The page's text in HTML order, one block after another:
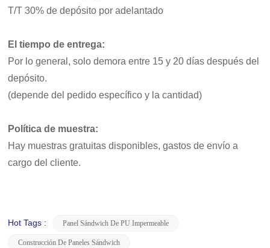
T/T 30% de depósito por adelantado
El tiempo de entrega:
Por lo general, solo demora entre 15 y 20 días después del
depósito.
(depende del pedido específico y la cantidad)
Política de muestra:
Hay muestras gratuitas disponibles, gastos de envío a
cargo del cliente.
Hot Tags : Panel Sándwich De PU Impermeable
Construcción De Paneles Sándwich